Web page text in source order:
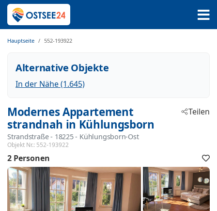
Hauptseite 552-193922
Alternative Objekte
In der Nähe (1.645)
Modernes Appartement
strandnah in Kühlungsborn
Strandstraße - 18225 - Kühlungsborn-Ost
Objekt Nr.: 552-193922
Teilen
2 Personen